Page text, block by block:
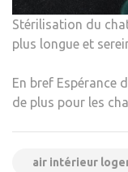
Stérilisation du
plus longue et
En bref Espérance
de plus pour les
air intérieur